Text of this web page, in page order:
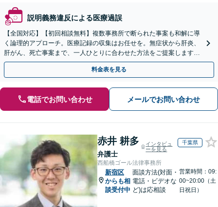
説明義務違反による医療過誤
【全国対応】【初回相談無料】複数事務所で断られた事案も和解に導
く論理的アプローチ。医療記録の収集はお任せを。無症状から肝炎、
肝がん、死亡事案まで、一人ひとりに合わせた方法をご提案します。
手続きの負担を減らし、権利を守ります。
料金表を見る
電話でお問い合わせ メールでお問い合わせ
赤井 耕多
弁護士
インタビュ
ーを見る
千葉県
西船橋ゴール法律事務所
新宿区
からも相
談受付中
面談方法(対面・
電話・ビデオな
ど)は応相談
営業時間：09:
00~20:00（土
日祝日）